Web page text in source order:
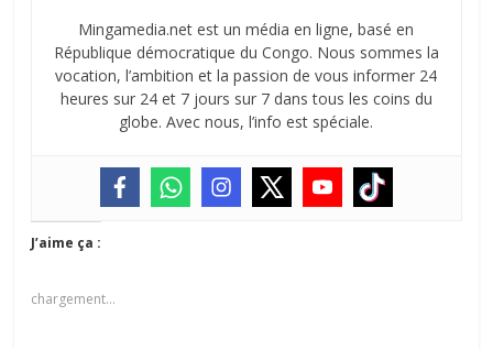
Mingamedia.net est un média en ligne, basé en
République démocratique du Congo. Nous sommes la
vocation, l’ambition et la passion de vous informer 24
heures sur 24 et 7 jours sur 7 dans tous les coins du
globe. Avec nous, l’info est spéciale.
J’aime ça :
chargement…